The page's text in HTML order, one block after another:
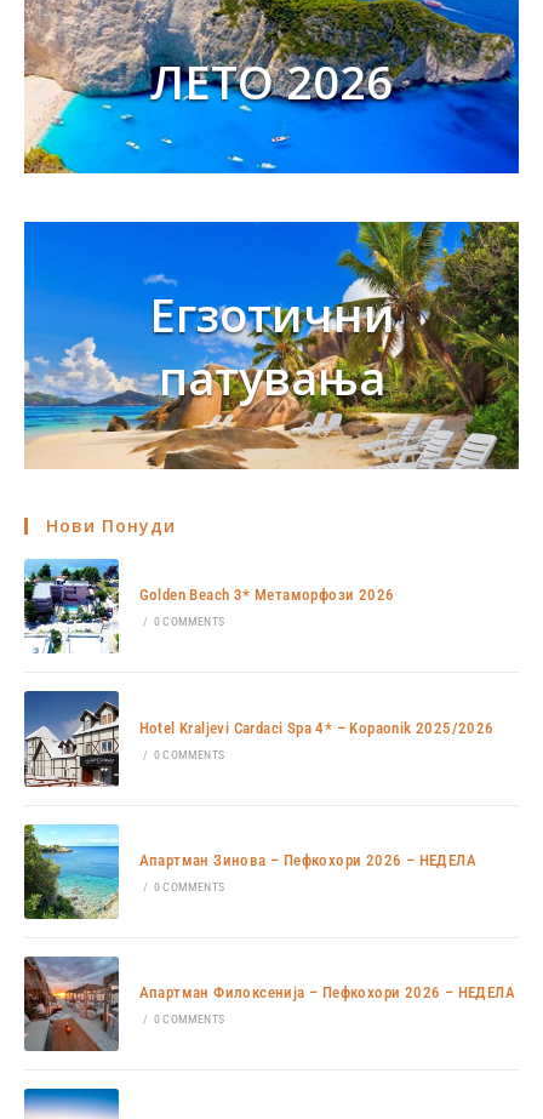
ЛЕТО 2026
Егзотични
патувања
Нови Понуди
Golden Beach 3* Метаморфози 2026
/ 0 COMMENTS
Hotel Kraljevi Cardaci Spa 4* – Kopaonik 2025/2026
/ 0 COMMENTS
Апартман Зинова – Пефкохори 2026 – НЕДЕЛА
/ 0 COMMENTS
Апартман Филоксенија – Пефкохори 2026 – НЕДЕЛА
/ 0 COMMENTS